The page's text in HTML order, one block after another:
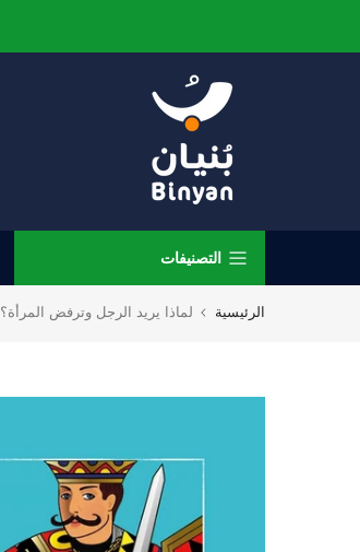
إلى
التصنيفات
الرئيسية لماذا يريد الرجل وترفض المرأة؟